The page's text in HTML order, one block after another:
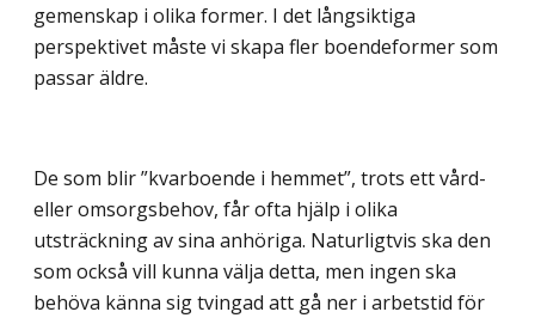
gemenskap i olika former. I det långsiktiga
perspektivet måste vi skapa fler boendeformer som
passar äldre.
De som blir ”kvarboende i hemmet”, trots ett vård-
eller omsorgsbehov, får ofta hjälp i olika
utsträckning av sina anhöriga. Naturligtvis ska den
som också vill kunna välja detta, men ingen ska
behöva känna sig tvingad att gå ner i arbetstid för